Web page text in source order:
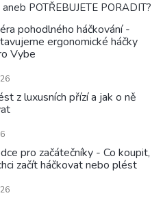
POTŘEBUJETE PORADIT?
pohodlného háčkování -
ergonomické háčky
Vybe
z luxusních přízí a jak o ně
pro začátečníky - Co koupit,
začít háčkovat nebo plést